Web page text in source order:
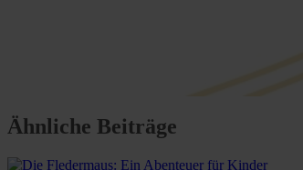
Ähnliche Beiträge